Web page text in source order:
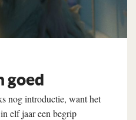
goed
nog introductie, want het
elf jaar een begrip